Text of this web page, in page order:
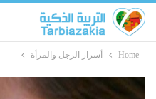
Home أسرار الرجل والمرأة